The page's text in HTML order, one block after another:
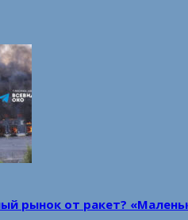
рынок от ракет?